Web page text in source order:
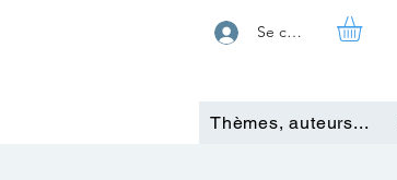
Se connecter
Thèmes, auteurs...